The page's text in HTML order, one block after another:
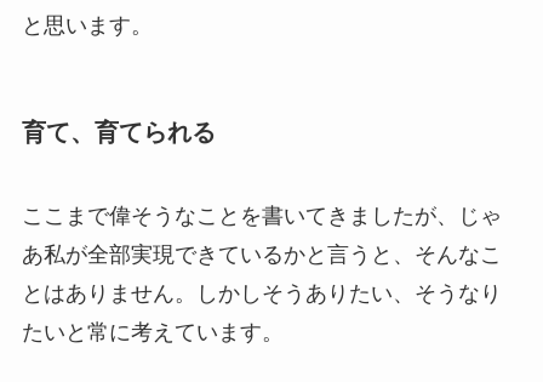
と思います。
育て、育てられる
ここまで偉そうなことを書いてきましたが、じゃ
あ私が全部実現できているかと言うと、そんなこ
とはありません。しかしそうありたい、そうなり
たいと常に考えています。